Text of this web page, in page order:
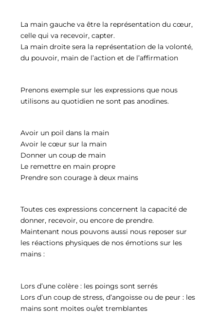
La main gauche va être la représentation du cœur,
celle qui va recevoir, capter.
La main droite sera la représentation de la volonté,
du pouvoir, main de l’action et de l’affirmation
Prenons exemple sur les expressions que nous
utilisons au quotidien ne sont pas anodines.
Avoir un poil dans la main
Avoir le cœur sur la main
Donner un coup de main
Le remettre en main propre
Prendre son courage à deux mains
Toutes ces expressions concernent la capacité de
donner, recevoir, ou encore de prendre.
Maintenant nous pouvons aussi nous reposer sur
les réactions physiques de nos émotions sur les
mains :
Lors d’une colère : les poings sont serrés
Lors d’un coup de stress, d’angoisse ou de peur : les
mains sont moites ou/et tremblantes